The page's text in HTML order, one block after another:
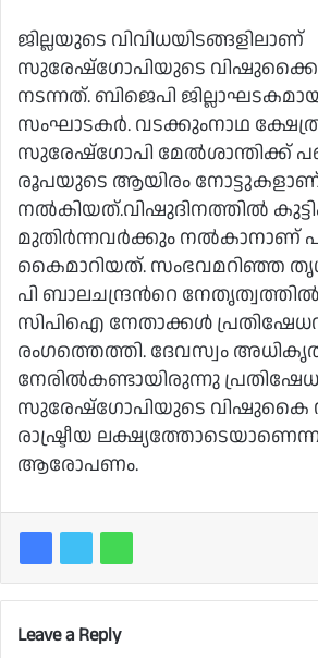
ജില്ലയുടെ വിവിധയിടങ്ങളിലാണ്
സുരേഷ്ഗോപിയുടെ
നടന്നത്. ബിജെപി
സംഘാടകര്‍. വടക്കുംനാഥ
സുരേഷ്ഗോപി മേല്‍ശാന്തിക്ക്
രൂപയുടെ ആയിരം
നല്‍കിയത്.വിഷുദിനത്തില്‍
മുതിര്‍ന്നവര്‍ക്കും നല്‍കാനാണ്
കൈമാറിയത്.
പി ബാലചന്ദ്രന്‍റെ
സിപിഐ നേതാക്കള്‍
രംഗത്തെത്തി. ദേവസ്വം
നേരില്‍കണ്ടായിരുന്നു
സുരേഷ്ഗോപിയുടെ വിഷുകൈ
രാഷ്ട്രീയ
ആരോപണം.
Leave a Reply